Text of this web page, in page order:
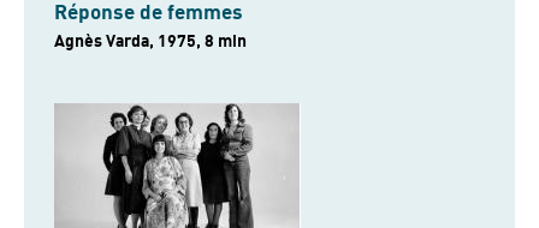
Réponse de femmes
Agnès Varda, 1975, 8 min